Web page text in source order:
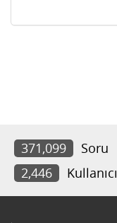
371,099 Soru
2,446
Kullanıcı